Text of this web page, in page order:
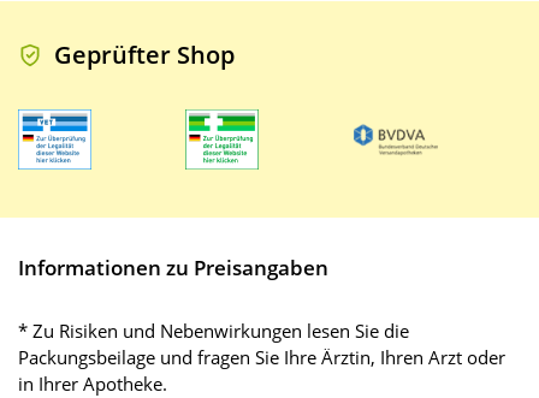
Geprüfter Shop
Informationen zu Preisangaben
* Zu Risiken und Nebenwirkungen lesen Sie die
Packungsbeilage und fragen Sie Ihre Ärztin, Ihren Arzt oder
in Ihrer Apotheke.